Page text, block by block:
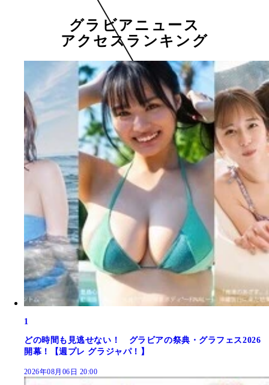
グラビアニュース
アクセスランキング
1
どの時間も見逃せない！ グラビアの祭典・グラフェス2026
開幕！【週プレ グラジャパ！】
2026年08月06日 20:00